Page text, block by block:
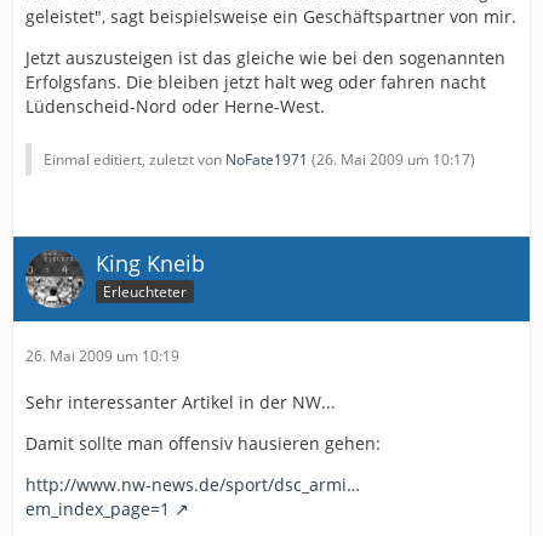
geleistet", sagt beispielsweise ein Geschäftspartner von mir.
Jetzt auszusteigen ist das gleiche wie bei den sogenannten
Erfolgsfans. Die bleiben jetzt halt weg oder fahren nacht
Lüdenscheid-Nord oder Herne-West.
Einmal editiert, zuletzt von NoFate1971 (26. Mai 2009 um 10:17)
King Kneib
Erleuchteter
26. Mai 2009 um 10:19
Sehr interessanter Artikel in der NW...
Damit sollte man offensiv hausieren gehen:
http://www.nw-news.de/sport/dsc_armi…
em_index_page=1